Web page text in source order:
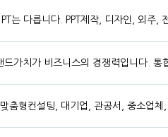
는 다릅니다. PPT제작, 디자인, 외주,
드가치가 비즈니스의 경쟁력입니다. 통
춤형컨설팅, 대기업, 관공서, 중소업체,